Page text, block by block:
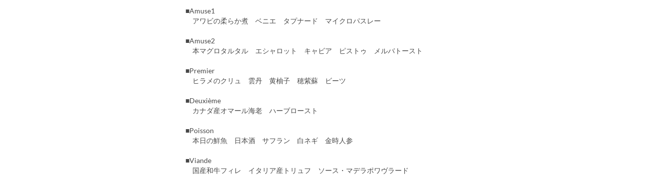
■Amuse1
アワビの柔らか煮 ベニエ タプナード マイクロパスレー
■Amuse2
本マグロタルタル エシャロット キャビア ピストゥ メルバトースト
■Premier
ヒラメのクリュ 雲丹 黄柚子 穂紫蘇 ビーツ
■Deuxième
カナダ産オマール海老 ハーブロースト
■Poisson
本日の鮮魚 日本酒 サフラン 白ネギ 金時人参
■Viande
国産和牛フィレ イタリア産トリュフ ソース・マデラポワヴラード